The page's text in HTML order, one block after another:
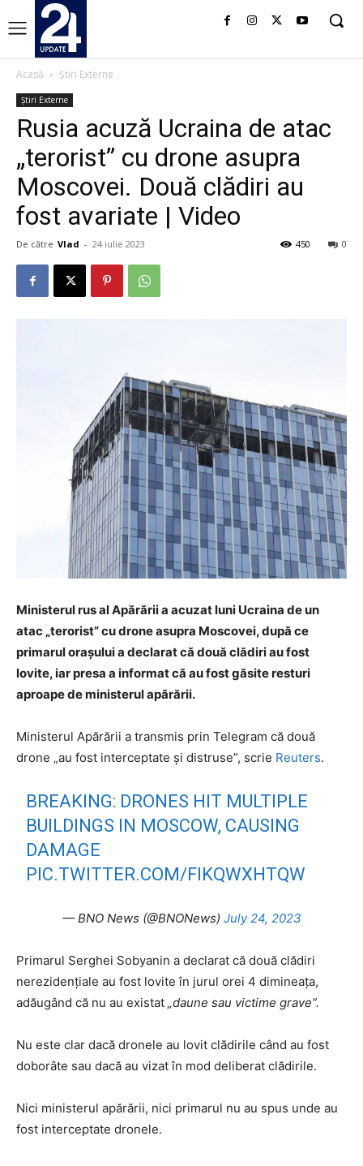
Acasă Știri Externe
Știri Externe
Rusia acuză Ucraina de atac
„terorist” cu drone asupra
Moscovei. Două clădiri au
fost avariate | Video
De către Vlad - 24 iulie 2023 0
450
Ministerul rus al Apărării a acuzat luni Ucraina de un
atac „terorist” cu drone asupra Moscovei, după ce
primarul orașului a declarat că două clădiri au fost
lovite, iar presa a informat că au fost găsite resturi
aproape de ministerul apărării.
Ministerul Apărării a transmis prin Telegram că două
drone „au fost interceptate și distruse”, scrie Reuters.
BREAKING: DRONES HIT MULTIPLE
BUILDINGS IN MOSCOW, CAUSING
DAMAGE
PIC.TWITTER.COM/FIKQWXHTQW
— BNO News (@BNONews) July 24, 2023
Primarul Serghei Sobyanin a declarat că două clădiri
nerezidențiale au fost lovite în jurul orei 4 dimineața,
adăugând că nu au existat „daune sau victime grave”.
Nu este clar dacă dronele au lovit clădirile când au fost
doborâte sau dacă au vizat în mod deliberat clădirile.
Nici ministerul apărării, nici primarul nu au spus unde au
fost interceptate dronele.